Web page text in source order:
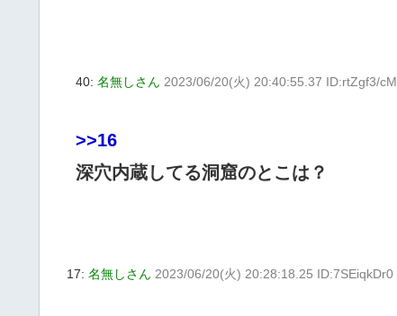
40: 名無しさん 2023/06/20(火) 20:40:55.37 ID:rtZgf3/cM
>>16
深穴内蔵してる洞窟のとこは？
17: 名無しさん 2023/06/20(火) 20:28:18.25 ID:7SEiqkDr0